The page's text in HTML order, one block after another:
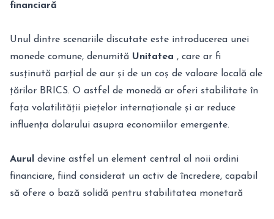
financiară
Unul dintre scenariile discutate este introducerea unei
monede comune, denumită Unitatea , care ar fi
susținută parțial de aur și de un coș de valoare locală ale
țărilor BRICS. O astfel de monedă ar oferi stabilitate în
fața volatilității piețelor internaționale și ar reduce
influența dolarului asupra economiilor emergente.
Aurul
devine astfel un element central al noii ordini
financiare, fiind considerat un activ de încredere, capabil
să ofere o bază solidă pentru stabilitatea monetară